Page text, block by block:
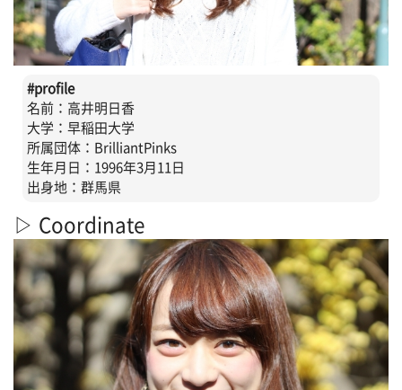
#profile
名前：高井明日香
大学：早稲田大学
所属団体：BrilliantPinks
生年月日：1996年3月11日
出身地：群馬県
▷ Coordinate